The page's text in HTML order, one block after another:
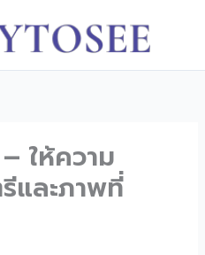
ให้ความ
และภาพที่